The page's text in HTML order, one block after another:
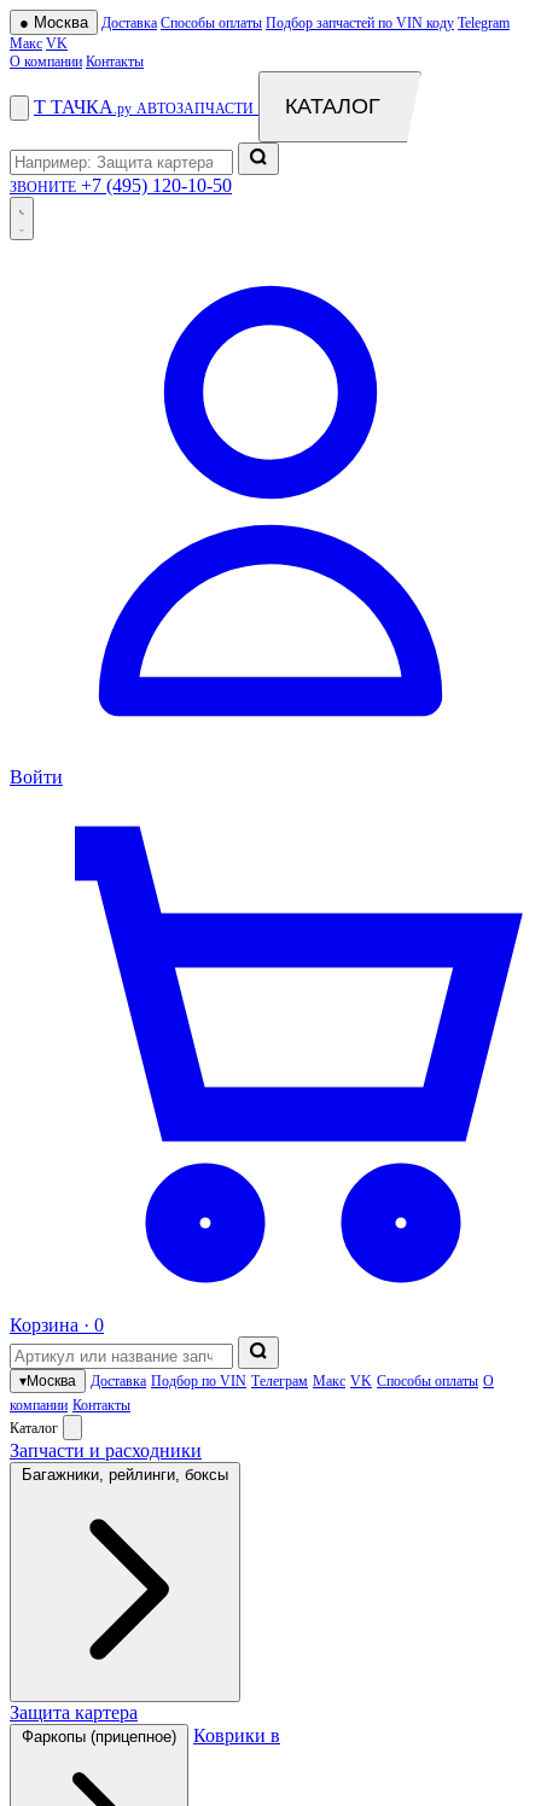
● Москва Доставка Способы оплаты Подбор запчастей по VIN коду Telegram
Макс VK
О компании Контакты
Т ТАЧКА .ру АВТОЗАПЧАСТИ КАТАЛОГ
ЗВОНИТЕ +7 (495) 120-10-50
Войти
Корзина · 0
▾Москва Доставка Подбор по VIN Телеграм Макс VK Способы оплаты О
компании Контакты
Каталог
Запчасти и расходники
Багажники, рейлинги, боксы
Защита картера
Фаркопы (прицепное) Коврики в